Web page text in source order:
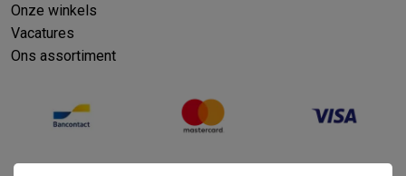
Onze winkels
Vacatures
Ons assortiment